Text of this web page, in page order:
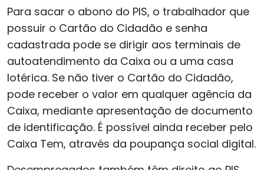
Para sacar o abono do PIS, o trabalhador que
possuir o Cartão do Cidadão e senha
cadastrada pode se dirigir aos terminais de
autoatendimento da Caixa ou a uma casa
lotérica. Se não tiver o Cartão do Cidadão,
pode receber o valor em qualquer agência da
Caixa, mediante apresentação de documento
de identificação. É possível ainda receber pelo
Caixa Tem, através da poupança social digital.